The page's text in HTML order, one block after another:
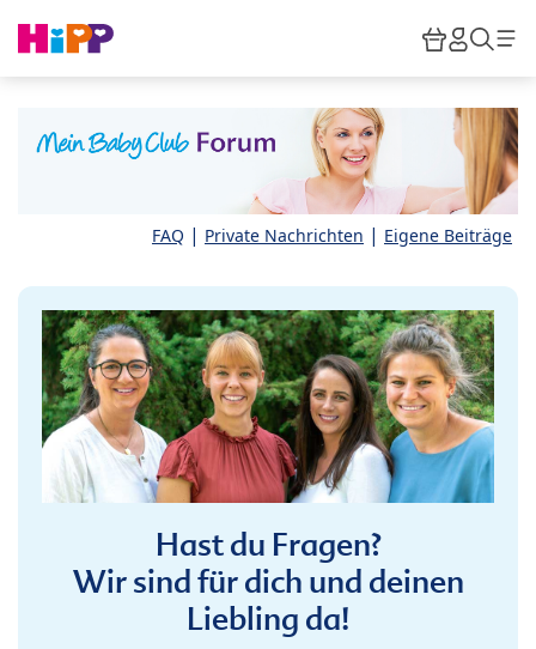
HiPP
FAQ | Private Nachrichten | Eigene Beiträge
Hast du Fragen?
Wir sind für dich und deinen
Liebling da!